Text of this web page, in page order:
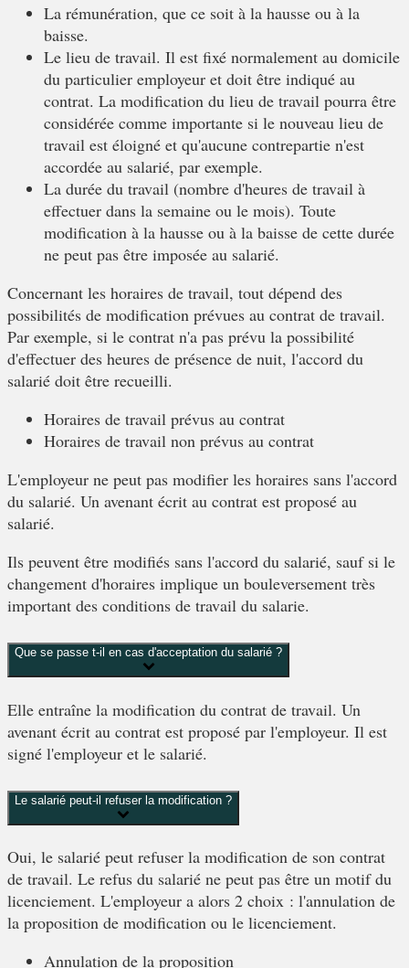
La rémunération, que ce soit à la hausse ou à la
baisse.
Le lieu de travail. Il est fixé normalement au domicile
du particulier employeur et doit être indiqué au
contrat. La modification du lieu de travail pourra être
considérée comme importante si le nouveau lieu de
travail est éloigné et qu'aucune contrepartie n'est
accordée au salarié, par exemple.
La durée du travail (nombre d'heures de travail à
effectuer dans la semaine ou le mois). Toute
modification à la hausse ou à la baisse de cette durée
ne peut pas être imposée au salarié.
Concernant les horaires de travail, tout dépend des
possibilités de modification prévues au contrat de travail.
Par exemple, si le contrat n'a pas prévu la possibilité
d'effectuer des heures de présence de nuit, l'accord du
salarié doit être recueilli.
Horaires de travail prévus au contrat
Horaires de travail non prévus au contrat
L'employeur ne peut pas modifier les horaires sans l'accord
du salarié. Un avenant écrit au contrat est proposé au
salarié.
Ils peuvent être modifiés sans l'accord du salarié, sauf si le
changement d'horaires implique un bouleversement très
important des conditions de travail du salarie.
Que se passe t-il en cas d'acceptation du salarié ?
Elle entraîne la modification du contrat de travail. Un
avenant écrit au contrat est proposé par l'employeur. Il est
signé l'employeur et le salarié.
Le salarié peut-il refuser la modification ?
Oui, le salarié peut refuser la modification de son contrat
de travail. Le refus du salarié ne peut pas être un motif du
licenciement. L'employeur a alors 2 choix : l'annulation de
la proposition de modification ou le licenciement.
Annulation de la proposition